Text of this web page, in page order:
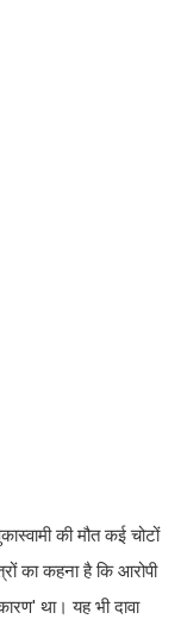
की मौत कई चोटों
का कहना है कि आरोपी
था। यह भी दावा